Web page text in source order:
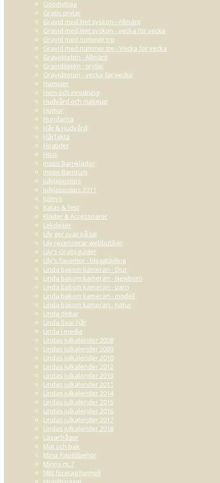
Goodiebag
Gratis prylar
Gravid med litet syskon - Allmänt
Gravid med litet syskon - vecka för vecka
Gravid med nummer tre
Gravid med nummer tre - Vecka för vecka
Graviditeten - Allmänt
Graviditeten - prylar
Graviditeten - vecka för vecka
Hamster
Hem och inredning
Hudvård och makeup
Humor
Hundarna
Hår & Hudvård
Hårfakta
Högtider
Höst
Inspo Barnkläder
Inspo Barnrum
Julklappstips
Julklappstips 2011
Julmys
Kalas & fest
Kläder & Accessoarer
Lekdejter
Lily ger svar på tal
Lily recenserar webbutiker
Lily's Gratisguider
Lily's favoriter - bloggtävling
Linda bakom kameran - Djur
Linda bakom kameran - Newborn
Linda bakom kameran - barn
Linda bakom kameran - modell
Linda bakom kameran - natur
Linda deltar
Linda fixar hår
Linda i media
Lindas Julkalender 2008
Lindas Julkalender 2009
Lindas Julkalender 2010
Lindas Julkalender 2012
Lindas Julkalender 2013
Lindas julkalender 2011
Lindas julkalender 2014
Lindas julkalender 2015
Lindas julkalender 2016
Lindas julkalender 2017
Lindas julkalender 2018
Läsarfrågor
Mat och bak
Mina fototillbehör
Minns ni..?
Mitt företag Formeli
URL/Bloggadress: